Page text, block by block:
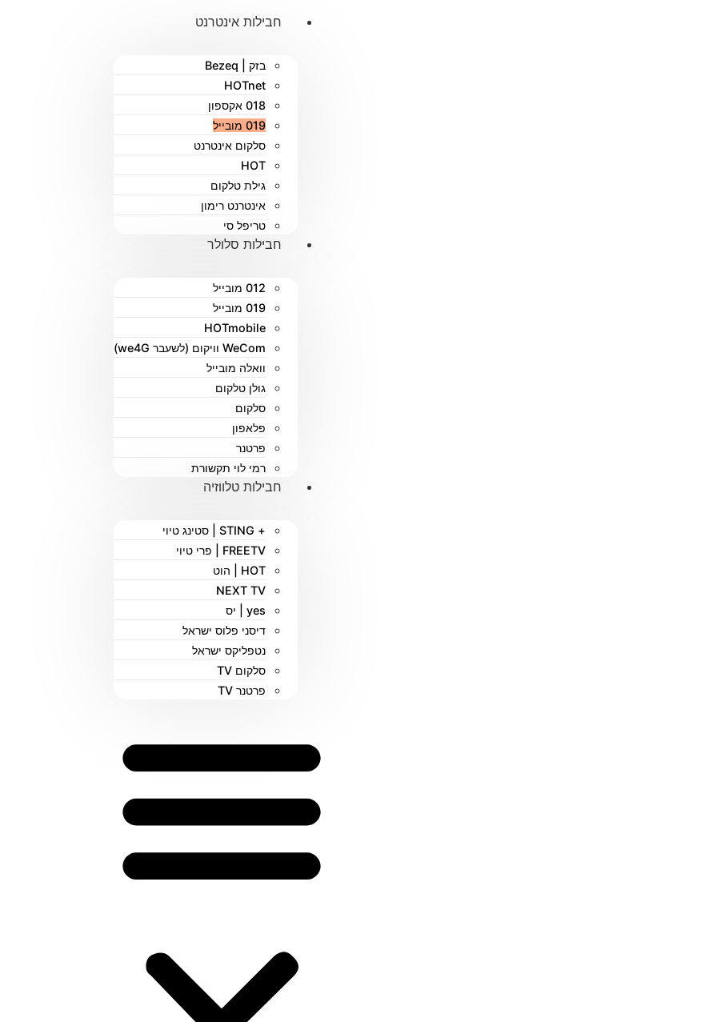
חבילות אינטרנט
בזק | Bezeq
HOTnet
018 אקספון
019 מובייל
סלקום אינטרנט
HOT
גילת טלקום
אינטרנט רימון
טריפל סי
חבילות סלולר
012 מובייל
019 מובייל
HOTmobile
WeCom וויקום (לשעבר we4G)
וואלה מובייל
גולן טלקום
סלקום
פלאפון
פרטנר
רמי לוי תקשורת
חבילות טלווזיה
+ STING | סטינג טיוי
FREETV | פרי טיוי
HOT | הוט
NEXT TV
yes | יס
דיסני פלוס ישראל
נטפליקס ישראל
סלקום TV
פרטנר TV